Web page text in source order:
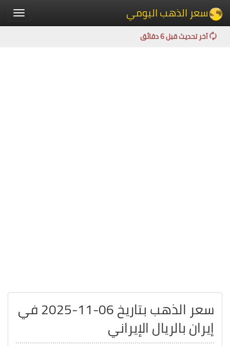
Toggle سعر الذهب اليومي
آخر تحديث قبل 6 دقائق
سعر الذهب بتاريخ 06-11-2025 في
إيران بالريال الإيراني